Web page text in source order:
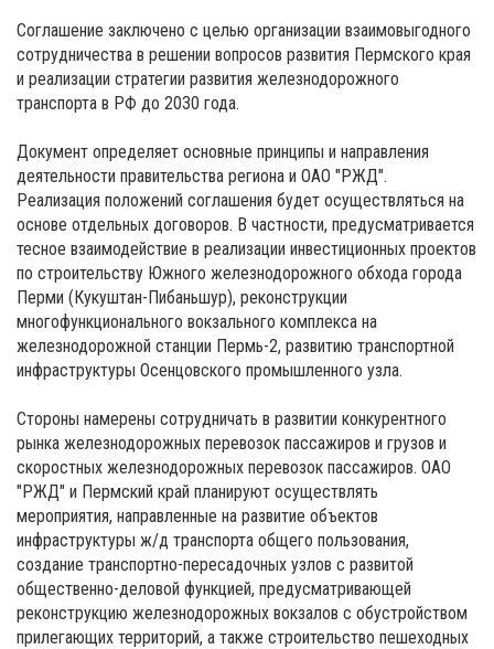
Соглашение заключено с целью организации взаимовыгодного
сотрудничества в решении вопросов развития Пермского края
и реализации cтратегии развития железнодорожного
транспорта в РФ до 2030 года.
Документ определяет основные принципы и направления
деятельности правительства региона и ОАО "РЖД".
Реализация положений соглашения будет осуществляться на
основе отдельных договоров. В частности, предусматривается
тесное взаимодействие в реализации инвестиционных проектов
по строительству Южного железнодорожного обхода города
Перми (Кукуштан-Пибаньшур), реконструкции
многофункционального вокзального комплекса на
железнодорожной станции Пермь-2, развитию транспортной
инфраструктуры Осенцовского промышленного узла.
Стороны намерены сотрудничать в развитии конкурентного
рынка железнодорожных перевозок пассажиров и грузов и
скоростных железнодорожных перевозок пассажиров. ОАО
"РЖД" и Пермский край планируют осуществлять
мероприятия, направленные на развитие объектов
инфраструктуры ж/д транспорта общего пользования,
создание транспортно-пересадочных узлов с развитой
общественно-деловой функцией, предусматривающей
реконструкцию железнодорожных вокзалов с обустройством
прилегающих территорий, а также строительство пешеходных